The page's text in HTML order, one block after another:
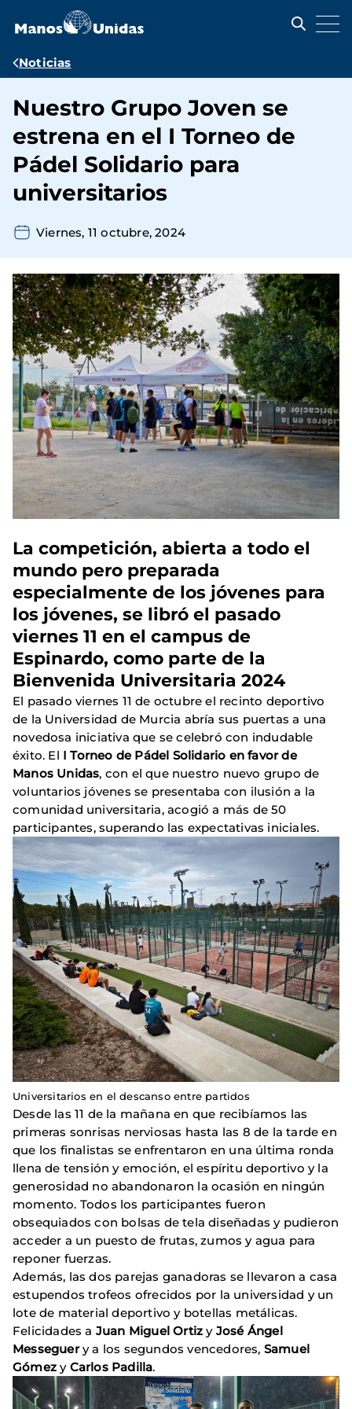
contenido
Ruta
navegación
Noticias
Nuestro Grupo Joven se
estrena en el I Torneo de
Pádel Solidario para
universitarios
Viernes, 11 octubre, 2024
La competición, abierta a todo el
mundo pero preparada
especialmente de los jóvenes para
los jóvenes, se libró el pasado
viernes 11 en el campus de
Espinardo, como parte de la
Bienvenida Universitaria 2024
El pasado viernes 11 de octubre el recinto deportivo
de la Universidad de Murcia abría sus puertas a una
novedosa iniciativa que se celebró con indudable
éxito. El I Torneo de Pádel Solidario en favor de
Manos Unidas, con el que nuestro nuevo grupo de
voluntarios jóvenes se presentaba con ilusión a la
comunidad universitaria, acogió a más de 50
participantes, superando las expectativas iniciales.
Universitarios en el descanso entre partidos
Desde las 11 de la mañana en que recibíamos las
primeras sonrisas nerviosas hasta las 8 de la tarde en
que los finalistas se enfrentaron en una última ronda
llena de tensión y emoción, el espíritu deportivo y la
generosidad no abandonaron la ocasión en ningún
momento. Todos los participantes fueron
obsequiados con bolsas de tela diseñadas y pudieron
acceder a un puesto de frutas, zumos y agua para
reponer fuerzas.
Además, las dos parejas ganadoras se llevaron a casa
estupendos trofeos ofrecidos por la universidad y un
lote de material deportivo y botellas metálicas.
Felicidades a Juan Miguel Ortiz y José Ángel
Messeguery a los segundos vencedores, Samuel
Gómez y Carlos Padilla.